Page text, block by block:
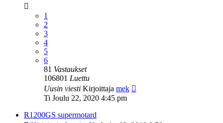
1
2
3
4
5
6
81 Vastaukset
106801 Luettu
Uusin viesti Kirjoittaja mek
Ti Joulu 22, 2020 4:45 pm
R1200GS supermotard